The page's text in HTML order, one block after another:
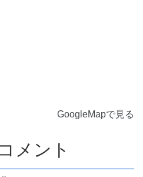
GoogleMapで見る
メント